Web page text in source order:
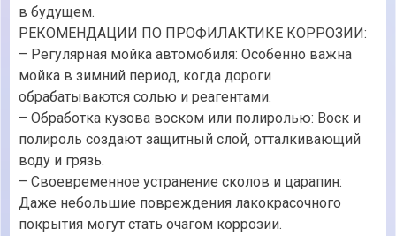
в будущем.
РЕКОМЕНДАЦИИ ПО ПРОФИЛАКТИКЕ КОРРОЗИИ:
– Регулярная мойка автомобиля: Особенно важна
мойка в зимний период‚ когда дороги
обрабатываются солью и реагентами.
– Обработка кузова воском или полиролью: Воск и
полироль создают защитный слой‚ отталкивающий
воду и грязь.
– Своевременное устранение сколов и царапин:
Даже небольшие повреждения лакокрасочного
покрытия могут стать очагом коррозии.